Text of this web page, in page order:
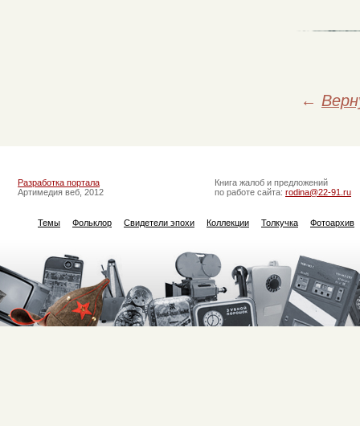
←
Разработка портала
Артимедия веб, 2012
Книга жалоб и предложений
по работе сайта: rodina@22-91.ru
Темы Фольклор Свидетели эпохи Коллекции Толкучка Фотоархив